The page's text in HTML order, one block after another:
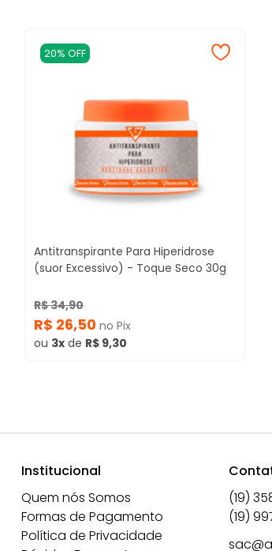
20% OFF
Antitranspirante Para Hiperidrose
(suor Excessivo) - Toque Seco 30g
R$ 34,90
R$ 26,50 no Pix
ou 3x de R$ 9,30
Institucional
Quem nós Somos
Formas de Pagamento
Política de Privacidade
(19)
(19)